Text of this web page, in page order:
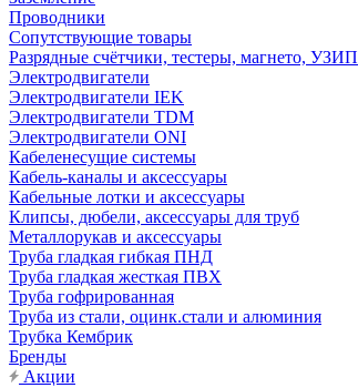
Проводники
Сопутствующие товары
Разрядные счётчики, тестеры, магнето, УЗИП
Электродвигатели
Электродвигатели IEK
Электродвигатели TDM
Электродвигатели ONI
Кабеленесущие системы
Кабель-каналы и аксессуары
Кабельные лотки и аксессуары
Клипсы, дюбели, аксессуары для труб
Металлорукав и аксессуары
Труба гладкая гибкая ПНД
Труба гладкая жесткая ПВХ
Труба гофрированная
Труба из стали, оцинк.стали и алюминия
Трубка Кембрик
Бренды
Акции